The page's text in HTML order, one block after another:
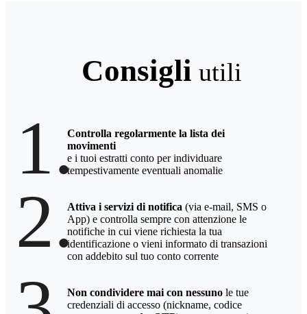
Consigli utili
1.Controlla regolarmente la lista dei
movimenti
e i tuoi estratti conto per individuare
tempestivamente eventuali anomalie
2.Attiva i servizi di notifica (via e-mail, SMS o
App) e controlla sempre con attenzione le
notifiche in cui viene richiesta la tua
identificazione o vieni informato di transazioni
con addebito sul tuo conto corrente
Non condividere mai con nessuno le tue
credenziali di accesso (nickname, codice